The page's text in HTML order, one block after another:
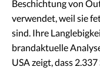
Beschichtung von
verwendet, weil sie
sind. Ihre
brandaktuelle
USA zeigt, dass